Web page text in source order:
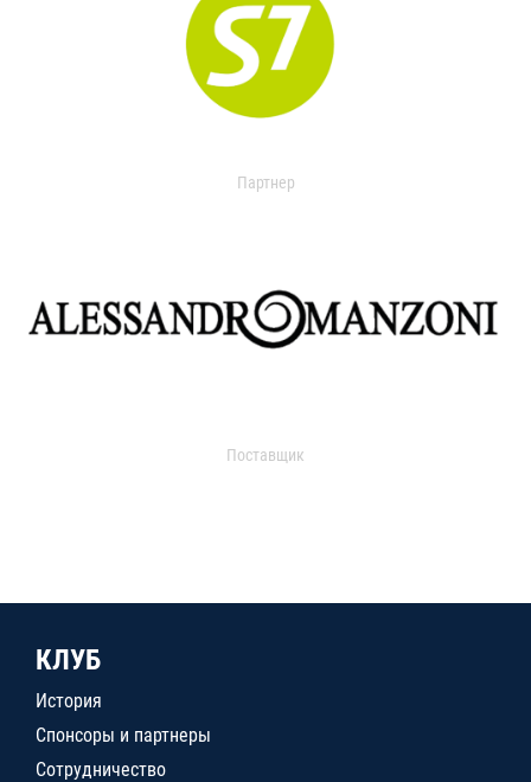
Партнер
Поставщик
КЛУБ
История
Спонсоры и партнеры
Сотрудничество